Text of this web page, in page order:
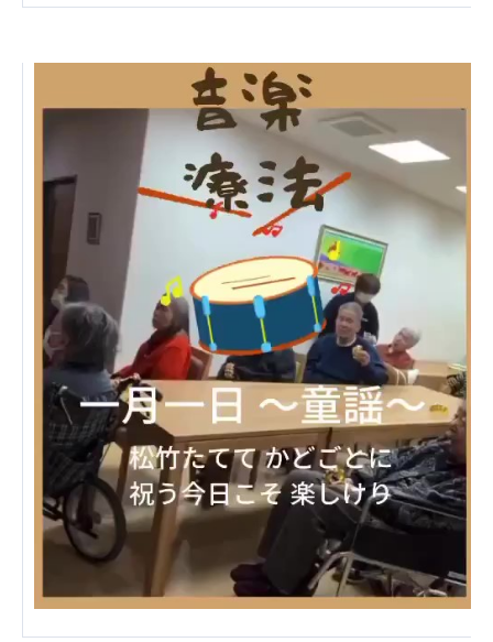
医療法人社団 鴻愛会
OKP with Life クリニック
こうのすナーシングホーム共生園
あげお共生の家
医療法人 京都翔医会
西京都病院
西京都クリニック
洛桂の郷
桂寿の郷
訪問看護ステーション秋桜
上桂の郷
ファミリエール吉祥院
教育（共に生きる仲間達）
学校法人明星学園 関東福祉専門学校
国際医療専門学校 浦和学院高等学校
明星幼稚園 志学会高等学校
特定非営利活動法人ファイアーレッズメディカルスポ